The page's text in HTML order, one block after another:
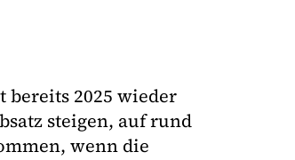
bereits 2025 wieder
steigen, auf rund
wenn die